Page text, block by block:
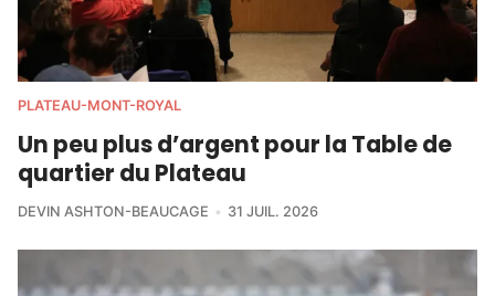
PLATEAU-MONT-ROYAL
Un peu plus d’argent pour la Table de
quartier du Plateau
DEVIN ASHTON-BEAUCAGE 31 JUIL. 2026